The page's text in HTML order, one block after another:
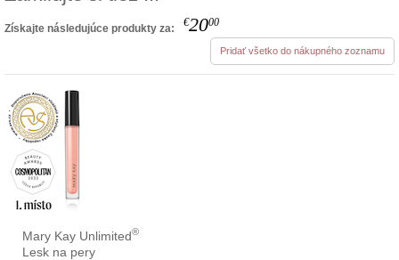
Získajte následujúce produkty za: €2000
Pridať všetko do nákupného zoznamu
Mary Kay Unlimited®
Lesk na pery